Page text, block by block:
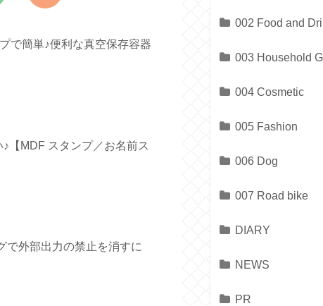
で簡単♪便利な真空保存容器
【MDF スタンプ／お名前ス
で外部出力の禁止を消すに
002 Food and
003 Household
004 Cosmetic
005 Fashion
006 Dog
007 Road bike
DIARY
NEWS
PR